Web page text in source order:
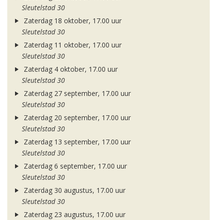
Sleutelstad 30
Zaterdag 18 oktober, 17.00 uur
Sleutelstad 30
Zaterdag 11 oktober, 17.00 uur
Sleutelstad 30
Zaterdag 4 oktober, 17.00 uur
Sleutelstad 30
Zaterdag 27 september, 17.00 uur
Sleutelstad 30
Zaterdag 20 september, 17.00 uur
Sleutelstad 30
Zaterdag 13 september, 17.00 uur
Sleutelstad 30
Zaterdag 6 september, 17.00 uur
Sleutelstad 30
Zaterdag 30 augustus, 17.00 uur
Sleutelstad 30
Zaterdag 23 augustus, 17.00 uur